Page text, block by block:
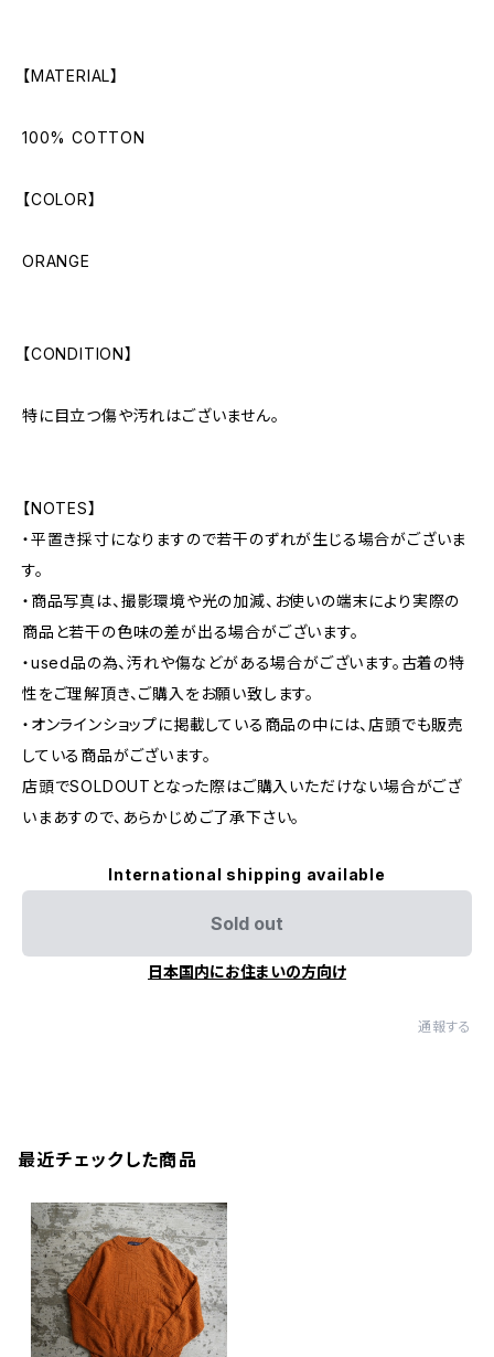
【MATERIAL】
100% COTTON
【COLOR】
ORANGE
【CONDITION】
特に目立つ傷や汚れはございません。
【NOTES】
・平置き採寸になりますので若干のずれが生じる場合がございま
す。
・商品写真は、撮影環境や光の加減、お使いの端末により実際の
商品と若干の色味の差が出る場合がございます。
・used品の為、汚れや傷などがある場合がございます。古着の特
性をご理解頂き、ご購入をお願い致します。
・オンラインショップに掲載している商品の中には、店頭でも販売
している商品がございます。
店頭でSOLDOUTとなった際はご購入いただけない場合がござ
いまあすので、あらかじめご了承下さい。
International shipping available
Sold out
日本国内にお住まいの方向け
通報する
最近チェックした商品